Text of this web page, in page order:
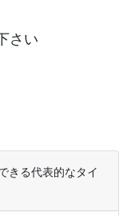
さい
きる代表的なタイ